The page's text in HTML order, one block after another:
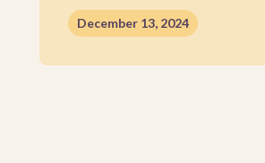
December 13, 2024